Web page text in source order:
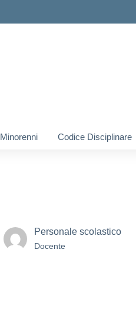
Codice Disciplinare
Personale scolastico
Docente